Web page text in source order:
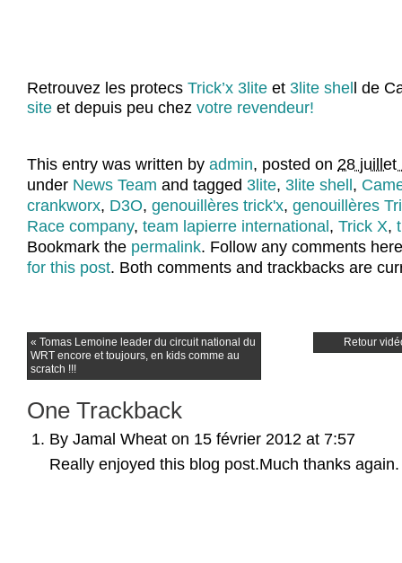
Retrouvez les protecs Trick’x 3lite et 3lite shel
l de
site et depuis peu chez votre revendeur!
This entry was written by admin, posted on 28
under News Team and tagged 3lite, 3lite shell ,
crankworx, D3O, genouillères trick'x, genouillères
Race company, team lapierre international , Trick X,
Bookmark the permalink. Follow any comments
for this post. Both comments and trackbacks are
« Tomas Lemoine leader du circuit national du
WRT encore et toujours, en kids comme au
scratch !!!
Retour
One Trackback
By Jamal Wheat on 15 février 2012 at 7:57
Really enjoyed this blog post.Much thanks